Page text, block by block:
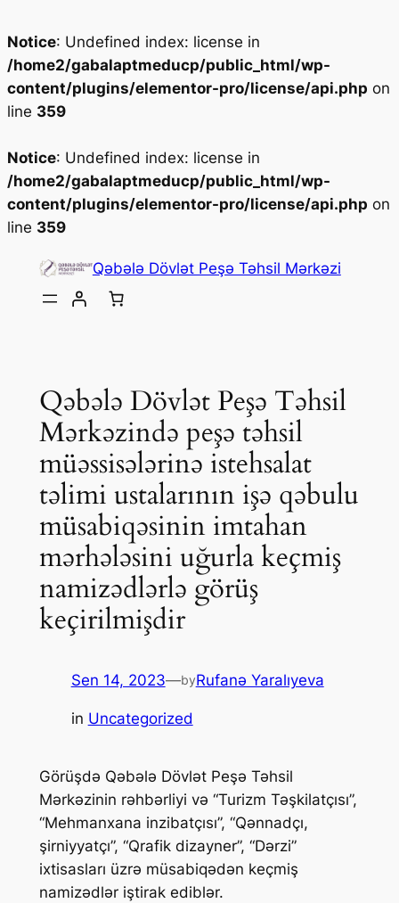
Notice: Undefined index: license in
/home2/gabalaptmeducp/public_html/wp-
content/plugins/elementor-pro/license/api.php on
line 359
Notice: Undefined index: license in
/home2/gabalaptmeducp/public_html/wp-
content/plugins/elementor-pro/license/api.php on
line 359
content
Qəbələ Dövlət Peşə Təhsil Mərkəzi
Qəbələ Dövlət Peşə Təhsil
Mərkəzində peşə təhsil
müəssisələrinə istehsalat
təlimi ustalarının işə qəbulu
müsabiqəsinin imtahan
mərhələsini uğurla keçmiş
namizədlərlə görüş
keçirilmişdir
Sen 14, 2023—byRufanə Yaralıyeva
in Uncategorized
Görüşdə Qəbələ Dövlət Peşə Təhsil
Mərkəzinin rəhbərliyi və “Turizm Təşkilatçısı”,
“Mehmanxana inzibatçısı”, “Qənnadçı,
şirniyyatçı”, “Qrafik dizayner”, “Dərzi”
ixtisasları üzrə müsabiqədən keçmiş
namizədlər iştirak ediblər.